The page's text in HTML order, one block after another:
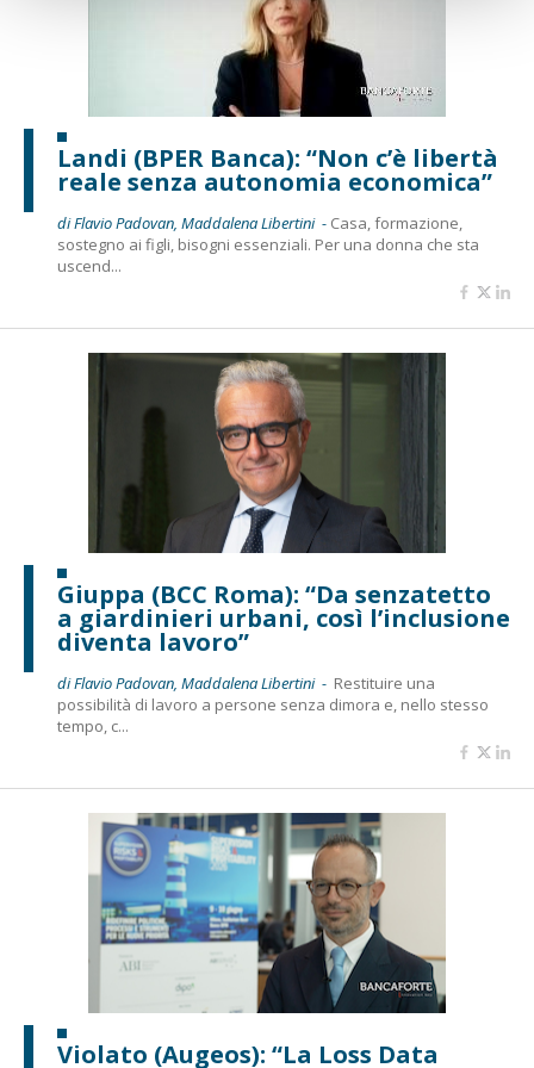
Landi (BPER Banca): “Non c’è libertà
reale senza autonomia economica”
di Flavio Padovan, Maddalena Libertini - Casa, formazione,
sostegno ai figli, bisogni essenziali. Per una donna che sta
uscend...
Giuppa (BCC Roma): “Da senzatetto
a giardinieri urbani, così l’inclusione
diventa lavoro”
di Flavio Padovan, Maddalena Libertini - Restituire una
possibilità di lavoro a persone senza dimora e, nello stesso
tempo, c...
Violato (Augeos): “La Loss Data